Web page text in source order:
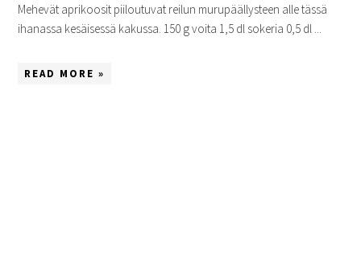
Mehevät aprikoosit piiloutuvat reilun murupäällysteen alle tässä
ihanassa kesäisessä kakussa. 150 g voita 1,5 dl sokeria 0,5 dl ...
READ MORE »